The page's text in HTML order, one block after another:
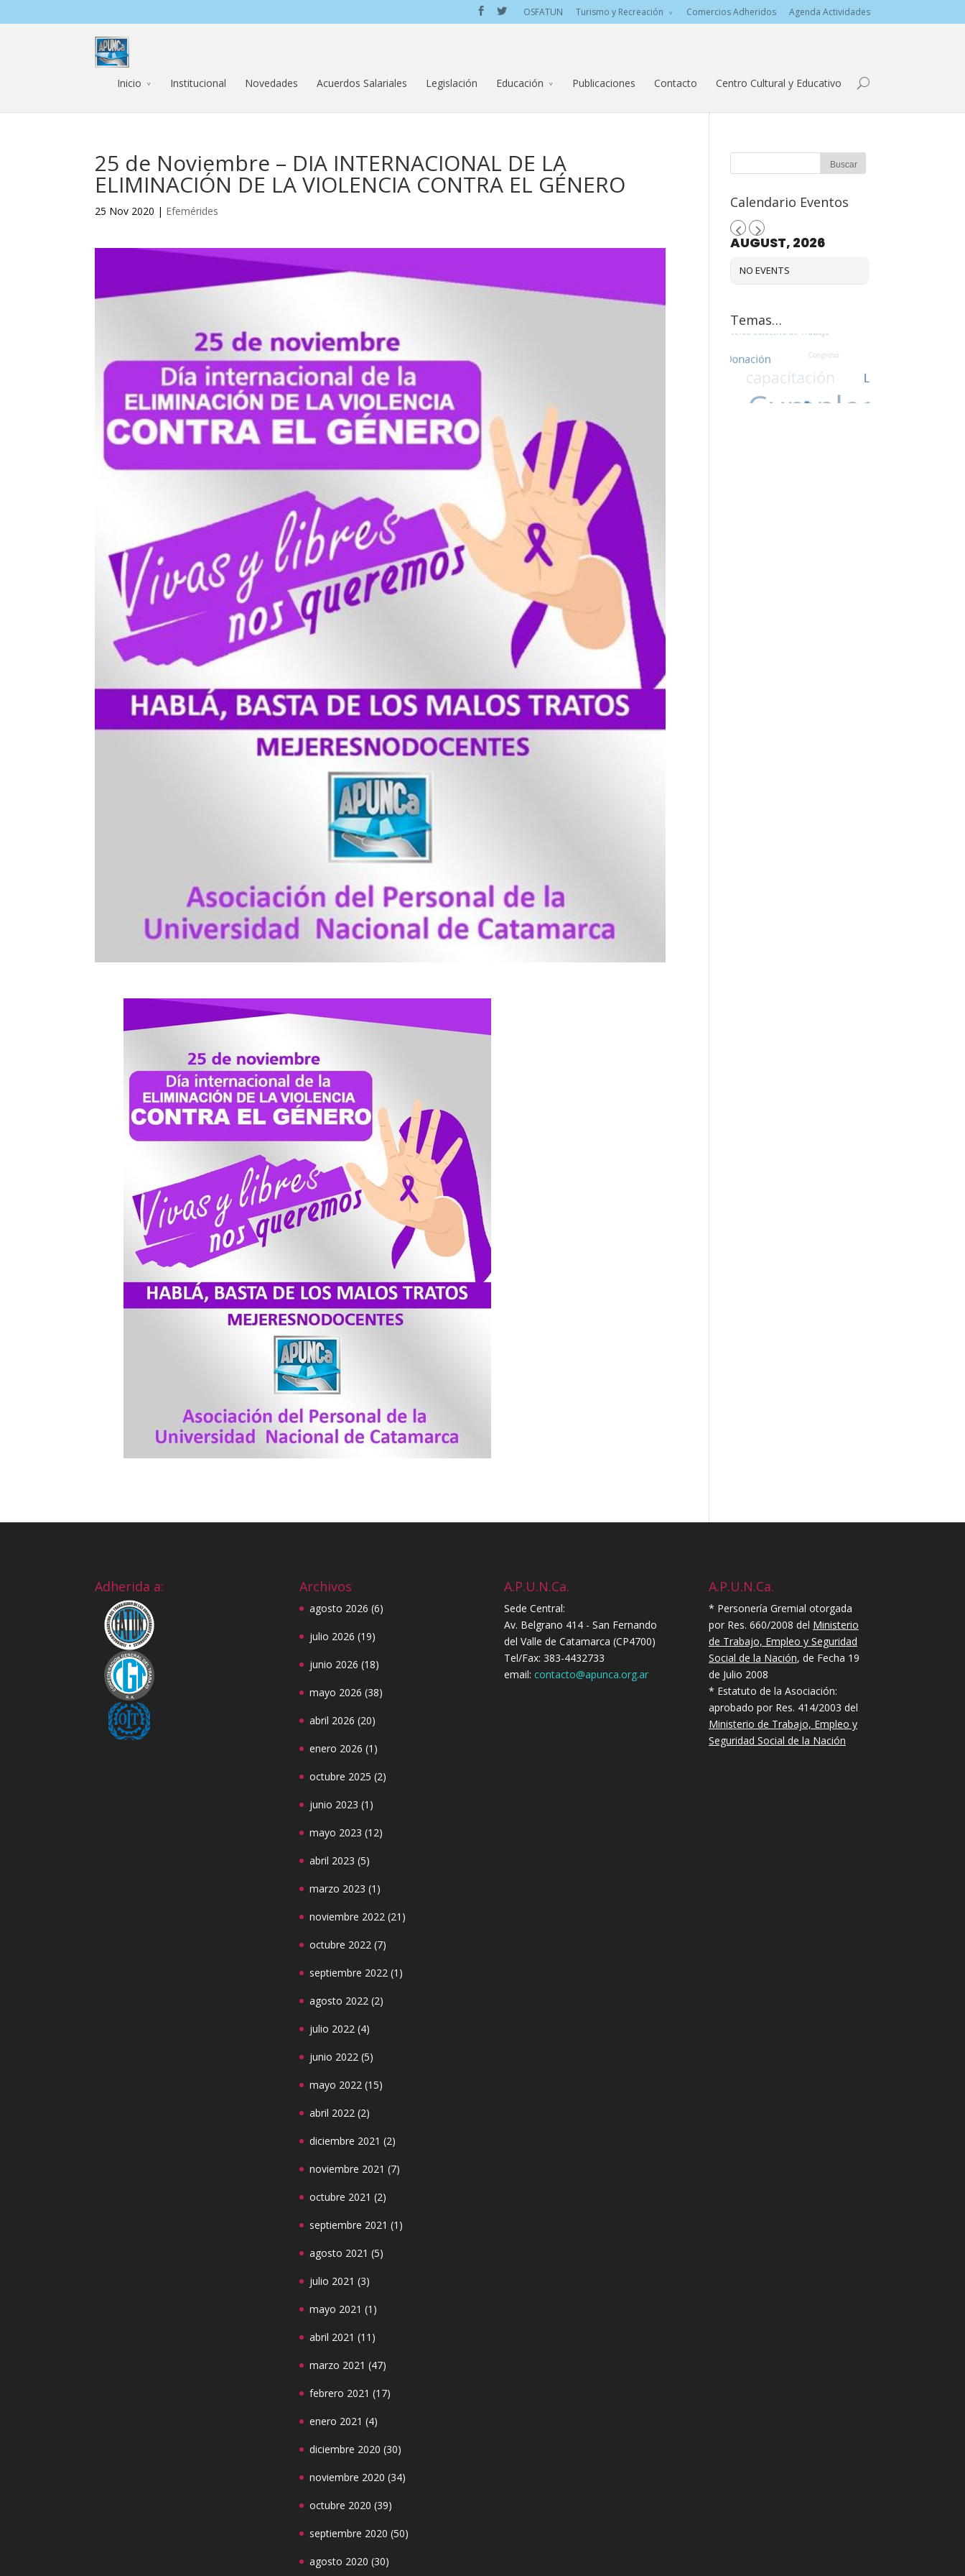
OSFATUN Turismo y Recreación Comercios Adheridos Agenda Actividades
Inicio Institucional Novedades Acuerdos Salariales Legislación Educación Publicaciones Contacto Centro Cultural y Educativo
25 de Noviembre – DIA INTERNACIONAL DE LA
ELIMINACIÓN DE LA VIOLENCIA CONTRA EL GÉNERO
25 Nov 2020 | Efemérides
Calendario Eventos
AUGUST, 2026
NO EVENTS
Temas…
Adherida a: Archivos
agosto 2026 (6)
julio 2026 (19)
junio 2026 (18)
mayo 2026 (38)
abril 2026 (20)
enero 2026 (1)
octubre 2025 (2)
junio 2023 (1)
mayo 2023 (12)
abril 2023 (5)
marzo 2023 (1)
noviembre 2022 (21)
octubre 2022 (7)
septiembre 2022 (1)
agosto 2022 (2)
julio 2022 (4)
junio 2022 (5)
mayo 2022 (15)
abril 2022 (2)
diciembre 2021 (2)
noviembre 2021 (7)
octubre 2021 (2)
septiembre 2021 (1)
agosto 2021 (5)
julio 2021 (3)
mayo 2021 (1)
abril 2021 (11)
marzo 2021 (47)
febrero 2021 (17)
enero 2021 (4)
diciembre 2020 (30)
noviembre 2020 (34)
octubre 2020 (39)
septiembre 2020 (50)
agosto 2020 (30)
A.P.U.N.Ca.
Sede Central:
Av. Belgrano 414 - San Fernando
del Valle de Catamarca (CP4700)
Tel/Fax: 383-4432733
email: contacto@apunca.org.ar
A.P.U.N.Ca.
* Personería Gremial otorgada
por Res. 660/2008 del Ministerio
de Trabajo, Empleo y Seguridad
Social de la Nación, de Fecha 19
de Julio 2008
* Estatuto de la Asociación:
aprobado por Res. 414/2003 del
Ministerio de Trabajo, Empleo y
Seguridad Social de la Nación